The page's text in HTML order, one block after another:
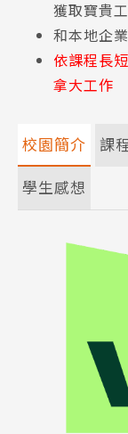
獲取寶貴
和本地企
依課程長
拿大工作
校園簡介 課
學生感想